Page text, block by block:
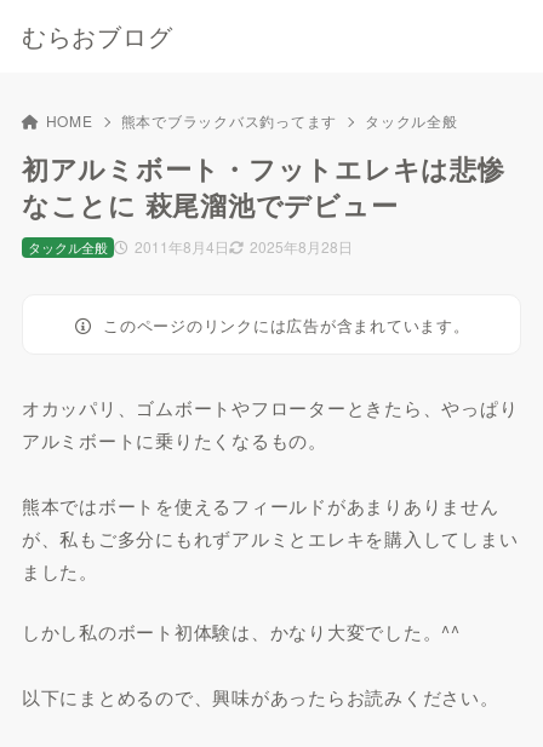
むらおブログ
HOME 熊本でブラックバス釣ってます タックル全般
初アルミボート・フットエレキは悲惨
なことに 萩尾溜池でデビュー
2011年8月4日 2025年8月28日
タックル全般
このページのリンクには広告が含まれています。
オカッパリ、ゴムボートやフローターときたら、やっぱり
アルミボートに乗りたくなるもの。
熊本ではボートを使えるフィールドがあまりありません
が、私もご多分にもれずアルミとエレキを購入してしまい
ました。
しかし私のボート初体験は、かなり大変でした。^^
以下にまとめるので、興味があったらお読みください。